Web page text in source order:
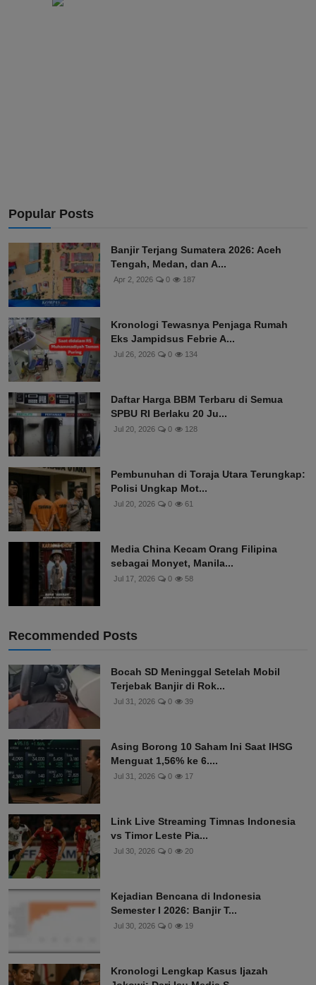
Popular Posts
Banjir Terjang Sumatera 2026: Aceh
Tengah, Medan, dan A...
Apr 2, 2026 0 187
Kronologi Tewasnya Penjaga Rumah
Eks Jampidsus Febrie A...
Jul 26, 2026 0 134
Daftar Harga BBM Terbaru di Semua
SPBU RI Berlaku 20 Ju...
Jul 20, 2026 0 128
Pembunuhan di Toraja Utara Terungkap:
Polisi Ungkap Mot...
Jul 20, 2026 0 61
Media China Kecam Orang Filipina
sebagai Monyet, Manila...
Jul 17, 2026 0 58
Recommended Posts
Bocah SD Meninggal Setelah Mobil
Terjebak Banjir di Rok...
Jul 31, 2026 0 39
Asing Borong 10 Saham Ini Saat IHSG
Menguat 1,56% ke 6....
Jul 31, 2026 0 17
Link Live Streaming Timnas Indonesia
vs Timor Leste Pia...
Jul 30, 2026 0 20
Kejadian Bencana di Indonesia
Semester I 2026: Banjir T...
Jul 30, 2026 0 19
Kronologi Lengkap Kasus Ijazah